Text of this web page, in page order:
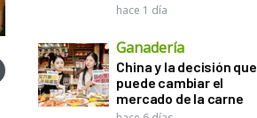
hace 1 día
Ganadería
China y la decisión que
puede cambiar el
mercado de la carne